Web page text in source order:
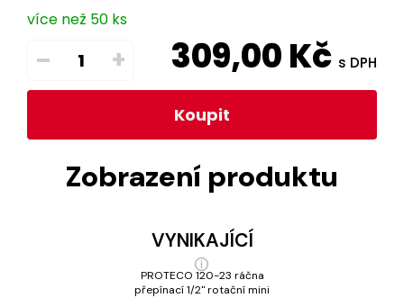
více než 50 ks
– + 309,00Kč s DPH
Koupit
Zobrazení produktu
VYNIKAJÍCÍ
PROTECO 120-23 ráčna
přepínací 1/2" rotační mini